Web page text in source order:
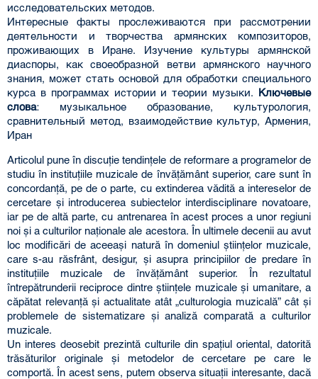
исследовательских методов.
Интересные факты прослеживаются при рассмотрении
деятельности и творчества армянских композиторов,
проживающих в Иране. Изучение культуры армянской
диаспоры, как своеобразной ветви армянского научного
знания, может стать основой для обработки специального
курса в программах истории и теории музыки. Ключевые
слова: музыкальное образование, культурология,
сравнительный метод, взаимодействие культур, Армения,
Иран
Articolul pune în discuție tendințele de reformare a programelor de
studiu în instituțiile muzicale de învățământ superior, care sunt în
concordanță, pe de o parte, cu extinderea vădită a intereselor de
cercetare și introducerea subiectelor interdisciplinare novatoare,
iar pe de altă parte, cu antrenarea în acest proces a unor regiuni
noi și a culturilor naționale ale acestora. În ultimele decenii au avut
loc modificări de aceeași natură în domeniul științelor muzicale,
care s-au răsfrânt, desigur, și asupra principiilor de predare în
instituțiile muzicale de învățământ superior. În rezultatul
întrepătrunderii reciproce dintre științele muzicale și umanitare, a
căpătat relevanță și actualitate atât „culturologia muzicală” cât și
problemele de sistematizare și analiză comparată a culturilor
muzicale.
Un interes deosebit prezintă culturile din spațiul oriental, datorită
trăsăturilor originale și metodelor de cercetare pe care le
comportă. În acest sens, putem observa situații interesante, dacă